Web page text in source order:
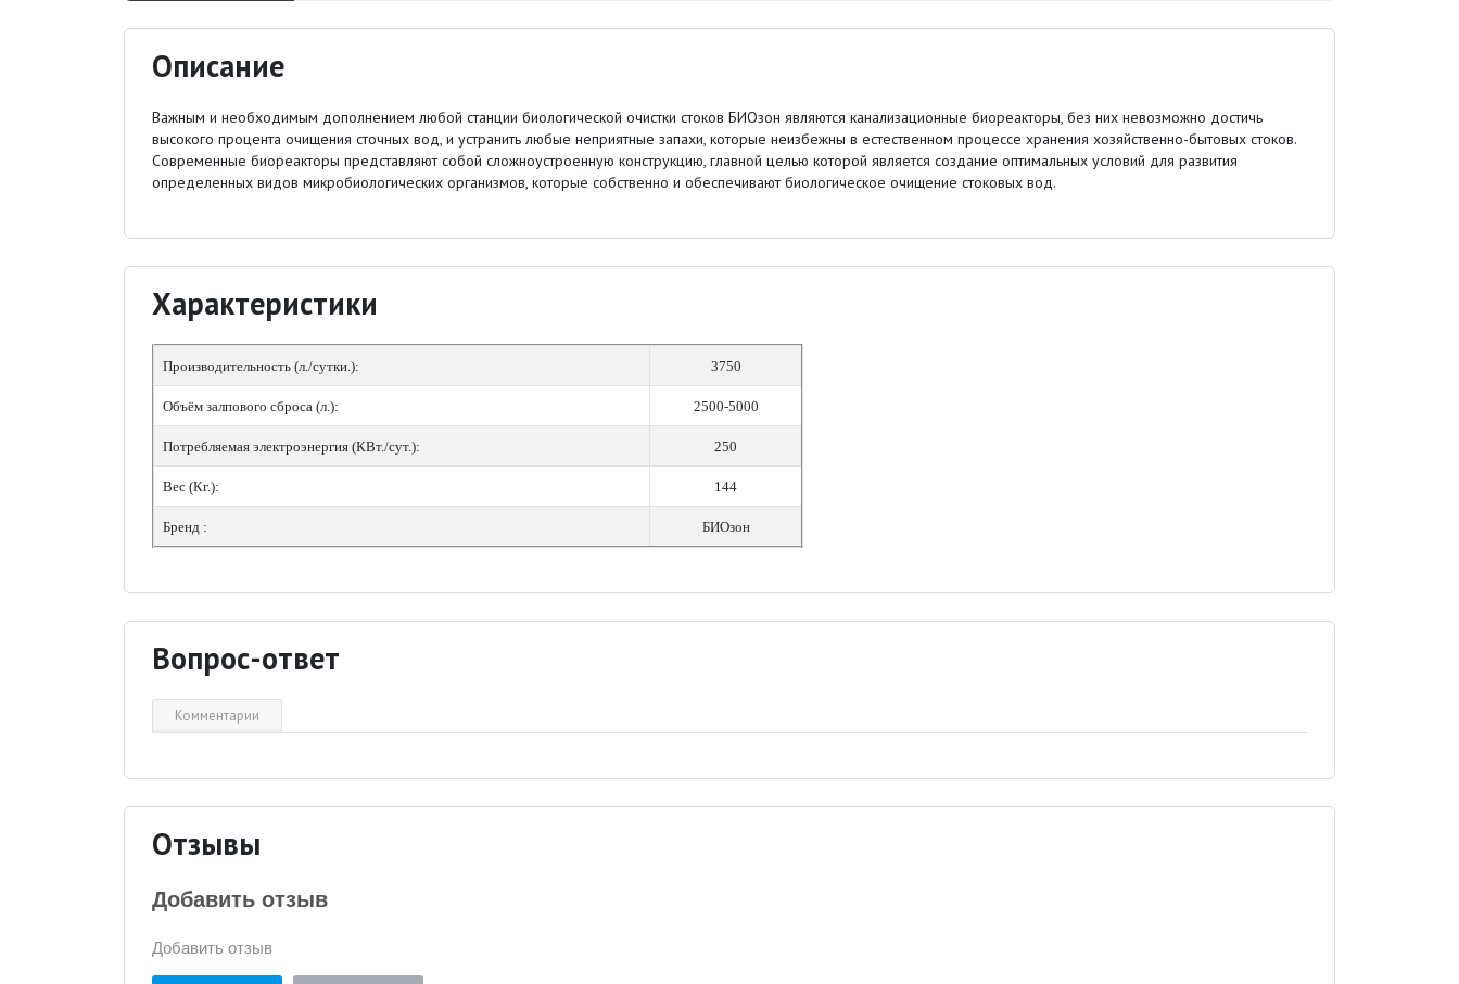
Описание
Важным и необходимым дополнением любой станции биологической очистки стоков БИОзон являются канализационные биореакторы, без них невозможно достичь
высокого процента очищения сточных вод, и устранить любые неприятные запахи, которые неизбежны в естественном процессе хранения хозяйственно-бытовых стоков.
Современные биореакторы представляют собой сложноустроенную конструкцию, главной целью которой является создание оптимальных условий для развития
определенных видов микробиологических организмов, которые собственно и обеспечивают биологическое очищение стоковых вод.
Характеристики
Производительность (л./сутки.): 3750
Объём залпового сброса (л.): 2500-5000
Потребляемая электроэнергия (КВт./сут.): 250
Вес (Кг.): 144
Бренд : БИОзон
Вопрос-ответ
Комментарии
Отзывы
Добавить отзыв
Добавить отзыв